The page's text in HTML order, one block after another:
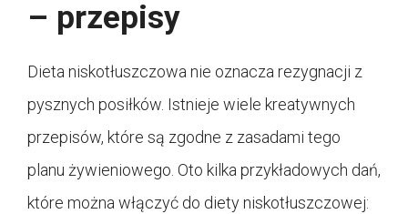
– przepisy
Dieta niskotłuszczowa nie oznacza rezygnacji z
pysznych posiłków. Istnieje wiele kreatywnych
przepisów, które są zgodne z zasadami tego
planu żywieniowego. Oto kilka przykładowych dań,
które można włączyć do diety niskotłuszczowej: